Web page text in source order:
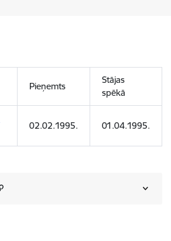
Pieņemts
Stājas
spēkā
02.02.1995. 01.04.1995.